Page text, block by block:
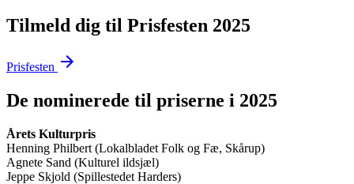
Tilmeld dig til Prisfesten 2025
Prisfesten
De nominerede til priserne i 2025
Årets Kulturpris
Henning Philbert (Lokalbladet Folk og Fæ, Skårup)
Agnete Sand (Kulturel ildsjæl)
Jeppe Skjold (Spillestedet Harders)